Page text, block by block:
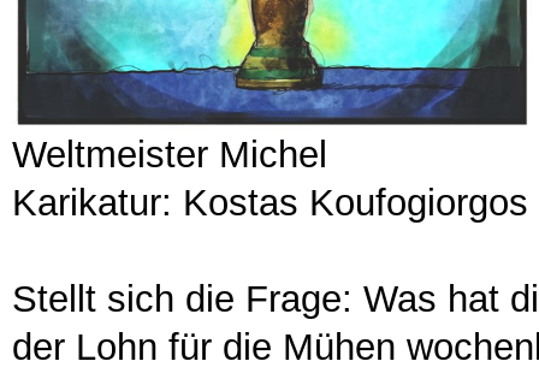
Weltmeister Michel
Karikatur: Kostas Koufogiorgos
Stellt sich die Frage: Was hat
der Lohn für die Mühen